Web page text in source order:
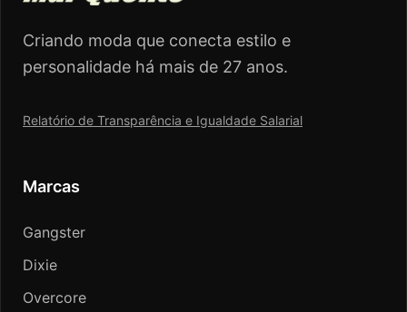
Criando moda que conecta estilo e
personalidade há mais de 27 anos.
Relatório de Transparência e Igualdade Salarial
Marcas
Gangster
Dixie
Overcore